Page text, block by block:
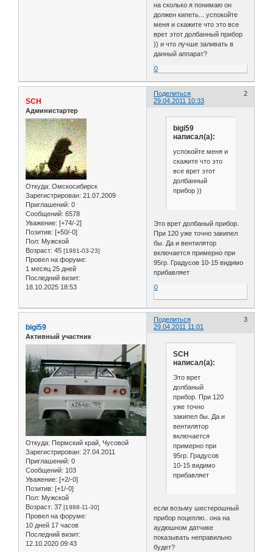
на сколько я понимаю он
должен кипеть... успокойте
меня и скажите что это все
врет этот долбанный прибор
)) и что лучше заливать в
данный аппарат?
0
Поделиться
2
29.04.2011 10:33
SCH
Администартер
Откуда: Омскосибирск
Зарегистрирован: 21.07.2009
Приглашений: 0
Сообщений: 6578
Уважение: [+74/-2]
Позитив: [+50/-0]
Пол: Мужской
Возраст: 45 [1981-03-23]
Провел на форуме:
1 месяц 25 дней
Последний визит:
18.10.2025 18:53
bigi59
написал(а):
успокойте меня и
скажите что это
все врет этот
долбанный
прибор ))
Это врет долбаный прибор.
При 120 уже точно закипел
бы. Да и вентилятор
включается примерно при
95гр. Градусов 10-15 видимо
прибавляет
0
Поделиться
3
29.04.2011 11:01
bigi59
Активный участник
Откуда: Пермский край, Чусовой
Зарегистрирован: 27.04.2011
Приглашений: 0
Сообщений: 103
Уважение: [+2/-0]
Позитив: [+1/-0]
Пол: Мужской
Возраст: 37 [1988-11-30]
Провел на форуме:
10 дней 17 часов
Последний визит:
12.10.2020 09:43
SCH
написал(а):
Это врет
долбаный
прибор. При 120
уже точно
закипел бы. Да и
вентилятор
включается
примерно при
95гр. Градусов
10-15 видимо
прибавляет
если возьму шестерошный
прибор поцеплю.. она на
аудюшном датчике
показывать неправильно
будет?